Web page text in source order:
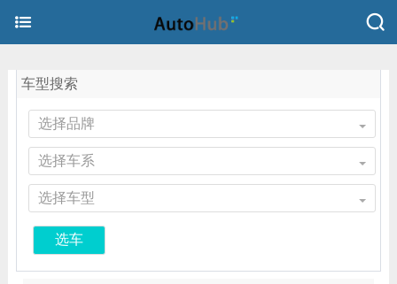
车型搜索
选择品牌
选择车系
选择车型
选车